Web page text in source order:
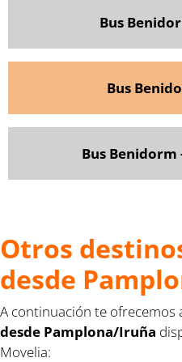
Bus
Bus
Bus Benidorm
Otros
desde
A continuación te ofrecemos
desde Pamplona/Iruña
Movelia: